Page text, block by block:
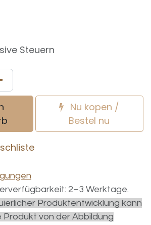
Steuern
Nu kopen /
Bestel nu
2–3 Werktage.
Produktentwicklung kann
von der Abbildung